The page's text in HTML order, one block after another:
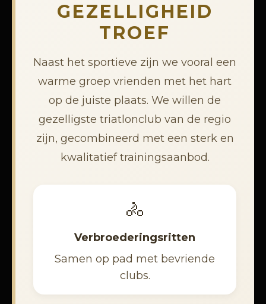
GEZELLIGHEID
TROEF
Naast het sportieve zijn we vooral een
warme groep vrienden met het hart
op de juiste plaats. We willen de
gezelligste triatlonclub van de regio
zijn, gecombineerd met een sterk en
kwalitatief trainingsaanbod.
🚴
Verbroederingsritten
Samen op pad met bevriende
clubs.